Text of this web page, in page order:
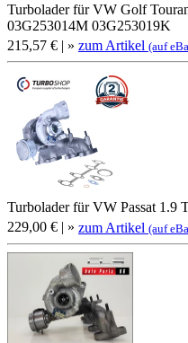
Turbolader für VW Golf
03G253014M 03G253019K
215,57 € | » zum Artikel (auf
Turbolader für VW Passat 1.9
229,00 € | » zum Artikel (auf